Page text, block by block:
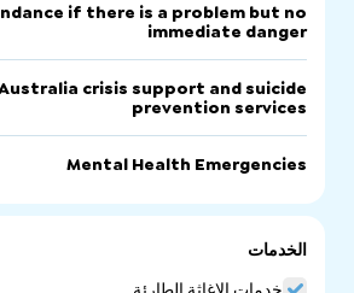
if there is a problem but no
immediate danger
بيانات
الاتصال
crisis support and suicide
prevention services
بيانات
الاتصال
Mental Health Emergencies
الخدمات